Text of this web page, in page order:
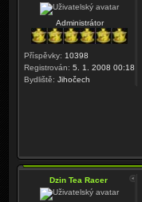
Administrátor
Příspěvky: 10398
Registrován: 5. 1. 2008 00:18
Bydliště: Jihočech
Dzin Tea Racer